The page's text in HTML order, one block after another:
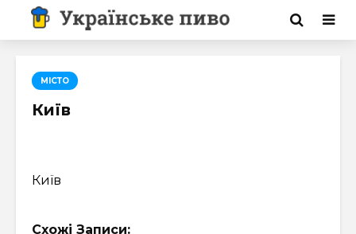
МІСТО
Київ
Київ
Схожі Записи: